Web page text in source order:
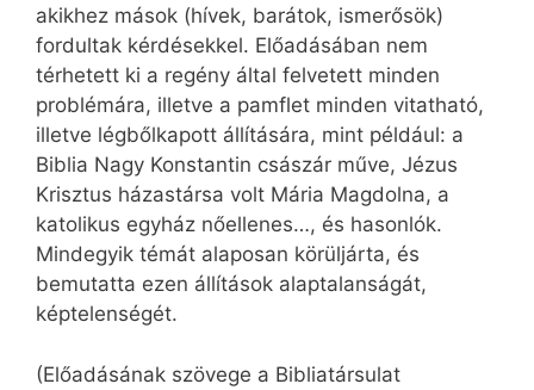
akikhez mások (hívek, barátok, ismerősök)
fordultak kérdésekkel. Előadásában nem
térhetett ki a regény által felvetett minden
problémára, illetve a pamflet minden vitatható,
illetve légbőlkapott állítására, mint például: a
Biblia Nagy Konstantin császár műve, Jézus
Krisztus házastársa volt Mária Magdolna, a
katolikus egyház nőellenes…, és hasonlók.
Mindegyik témát alaposan körüljárta, és
bemutatta ezen állítások alaptalanságát,
képtelenségét.
(Előadásának szövege a Bibliatársulat